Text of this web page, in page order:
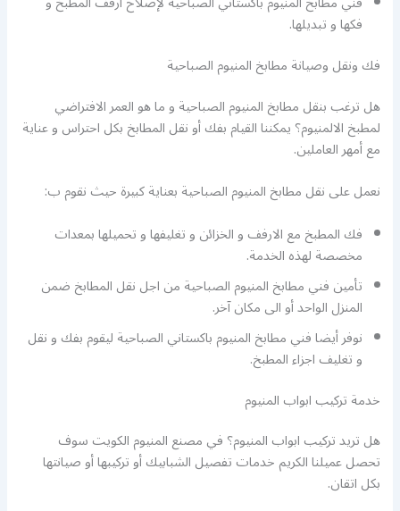
فكها و تبديلها.
فك ونقل وصيانة مطابخ المنيوم الصباحية
هل ترغب بنقل مطابخ المنيوم الصباحية و ما هو العمر الافتراضي
لمطبخ الالمنيوم؟ يمكننا القيام بفك أو نقل المطابخ بكل احتراس و عناية
مع أمهر العاملين.
نعمل على نقل مطابخ المنيوم الصباحية بعناية كبيرة حيث نقوم ب:
فك المطبخ مع الارفف و الخزائن و تغليفها و تحميلها بمعدات
مخصصة لهذه الخدمة.
تأمين فني مطابخ المنيوم الصباحية من اجل نقل المطابخ ضمن
المنزل الواحد أو الى مكان آخر.
نوفر أيضا فني مطابخ المنيوم باكستاني الصباحية ليقوم بفك و نقل
و تغليف اجزاء المطبخ.
خدمة تركيب ابواب المنيوم
هل تريد تركيب ابواب المنيوم؟ في مصنع المنيوم الكويت سوف
تحصل عميلنا الكريم خدمات تفصيل الشبابيك أو تركيبها أو صيانتها
بكل اتقان.